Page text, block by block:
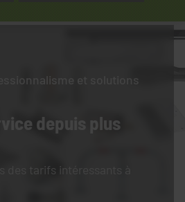
et solutions
depuis plus
des tarifs intéressants à